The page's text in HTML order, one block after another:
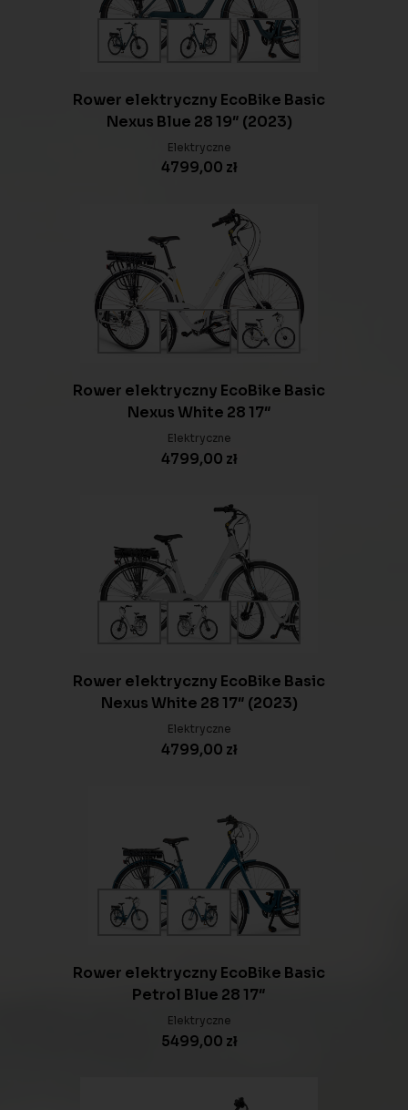
Rower elektryczny EcoBike Basic
Nexus Blue 28 19″ (2023)
Elektryczne
4799,00 zł
Rower elektryczny EcoBike Basic
Nexus White 28 17″
Elektryczne
4799,00 zł
Rower elektryczny EcoBike Basic
Nexus White 28 17″ (2023)
Elektryczne
4799,00 zł
Rower elektryczny EcoBike Basic
Petrol Blue 28 17″
Elektryczne
5499,00 zł